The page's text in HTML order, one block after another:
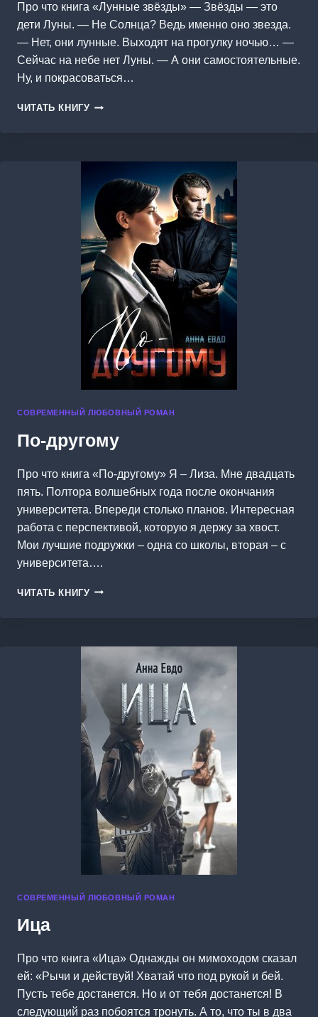
Про что книга «Лунные звёзды» — Звёзды — это
дети Луны. — Не Солнца? Ведь именно оно звезда.
— Нет, они лунные. Выходят на прогулку ночью… —
Сейчас на небе нет Луны. — А они самостоятельные.
Ну, и покрасоваться…
ЧИТАТЬ КНИГУ ЛУННЫЕ
СОВРЕМЕННЫЙ ЛЮБОВНЫЙ РОМАН
По-другому
Про что книга «По-другому» Я – Лиза. Мне двадцать
пять. Полтора волшебных года после окончания
университета. Впереди столько планов. Интересная
работа с перспективой, которую я держу за хвост.
Мои лучшие подружки – одна со школы, вторая – с
университета….
ЧИТАТЬ КНИГУ ПО-
СОВРЕМЕННЫЙ ЛЮБОВНЫЙ РОМАН
Ица
Про что книга «Ица» Однажды он мимоходом сказал
ей: «Рычи и действуй! Хватай что под рукой и бей.
Пусть тебе достанется. Но и от тебя достанется! В
следующий раз побоятся тронуть. А то, что ты в два